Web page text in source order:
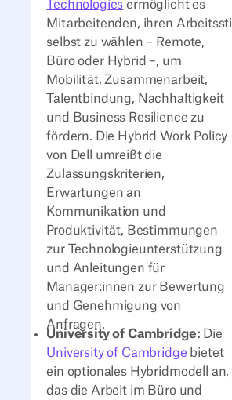
Technologies ermöglicht es
Mitarbeitenden, ihren Arbeitsstil
selbst zu wählen – Remote,
Büro oder Hybrid –, um
Mobilität, Zusammenarbeit,
Talentbindung, Nachhaltigkeit
und Business Resilience zu
fördern. Die Hybrid Work Policy
von Dell umreißt die
Zulassungskriterien,
Erwartungen an
Kommunikation und
Produktivität, Bestimmungen
zur Technologieunterstützung
und Anleitungen für
Manager:innen zur Bewertung
und Genehmigung von
Anfragen.
University of Cambridge: Die
University of Cambridge bietet
ein optionales Hybridmodell an,
das die Arbeit im Büro und